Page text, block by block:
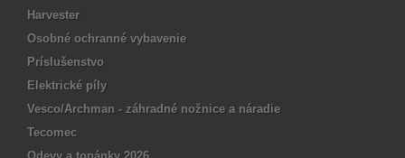
Harvester
Osobné ochranné vybavenie
Príslušenstvo
Elektrické píly
Vesco/Archman - záhradné nožnice a náradie
Tecomec